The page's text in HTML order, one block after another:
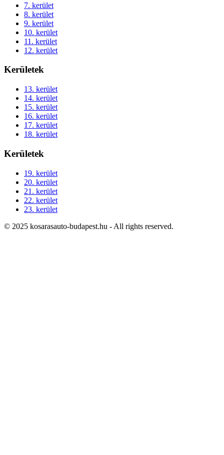
7. kerület
8. kerület
9. kerület
10. kerület
11. kerület
12. kerület
Kerületek
13. kerület
14. kerület
15. kerület
16. kerület
17. kerület
18. kerület
Kerületek
19. kerület
20. kerület
21. kerület
22. kerület
23. kerület
© 2025 kosarasauto-budapest.hu - All rights reserved.